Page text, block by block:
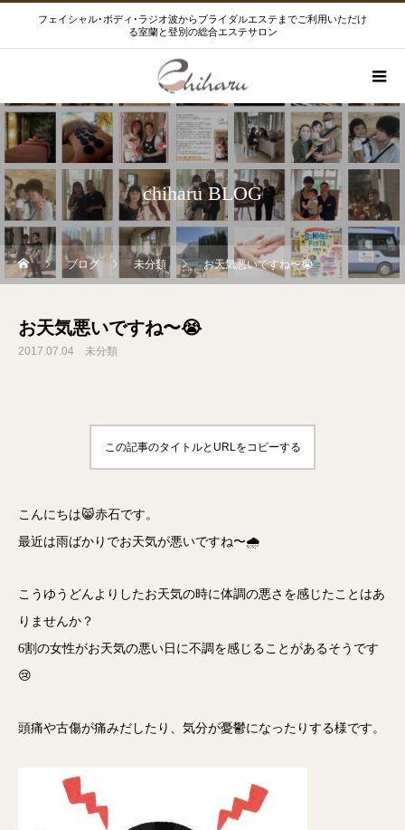
フェイシャル･ボディ･ラジオ波からブライダルエステまでご利用いただけ
る室蘭と登別の総合エステサロン
chiharu BLOG
ブログ 未分類 お天気悪いですね〜😭
お天気悪いですね〜😭
2017.07.04 未分類
この記事のタイトルとURLをコピーする
こんにちは😸赤石です。
最近は雨ばかりでお天気が悪いですね〜🌧
こうゆうどんよりしたお天気の時に体調の悪さを感じたことはあ
りませんか？
6割の女性がお天気の悪い日に不調を感じることがあるそうです
😢
頭痛や古傷が痛みだしたり、気分が憂鬱になったりする様です。